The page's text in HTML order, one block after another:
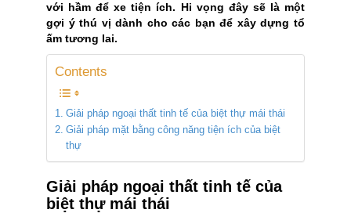
với hầm để xe tiện ích. Hi vọng đây sẽ là một
gợi ý thú vị dành cho các bạn để xây dựng tổ
ấm tương lai.
Contents
Giải pháp ngoại thất tinh tế của biệt thự mái thái
Giải pháp mặt bằng công năng tiện ích của biệt
thự
Giải pháp ngoại thất tinh tế của
biệt thự mái thái